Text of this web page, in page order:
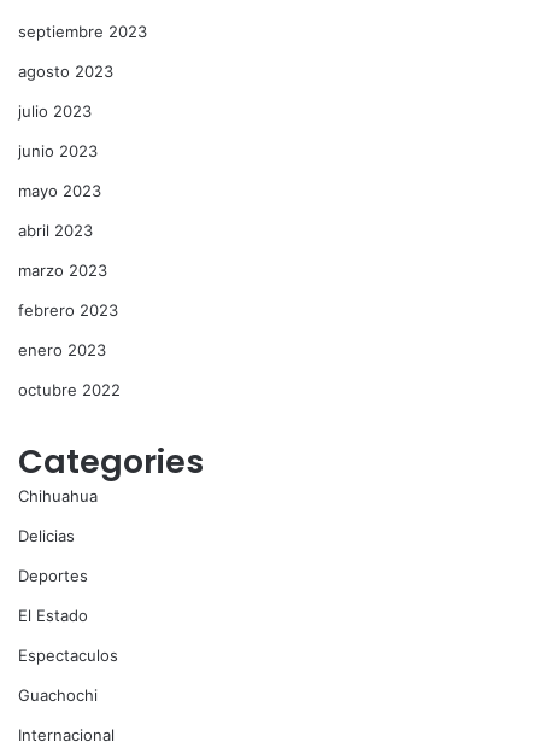
septiembre 2023
agosto 2023
julio 2023
junio 2023
mayo 2023
abril 2023
marzo 2023
febrero 2023
enero 2023
octubre 2022
Categories
Chihuahua
Delicias
Deportes
El Estado
Espectaculos
Guachochi
Internacional